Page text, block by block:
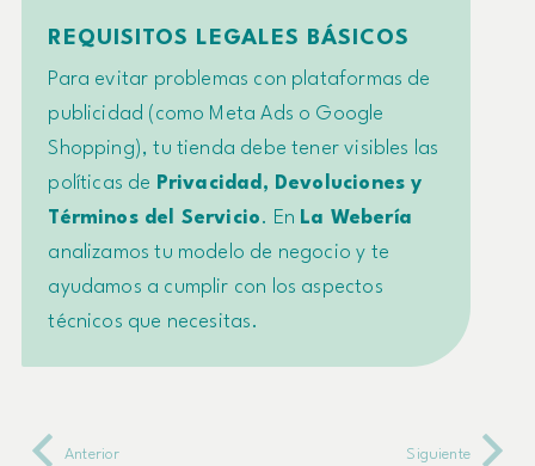
REQUISITOS LEGALES BÁSICOS
Para evitar problemas con plataformas de
publicidad (como Meta Ads o Google
Shopping), tu tienda debe tener visibles las
políticas de Privacidad, Devoluciones y
Términos del Servicio. En La Webería
analizamos tu modelo de negocio y te
ayudamos a cumplir con los aspectos
técnicos que necesitas.
Anterior Siguiente